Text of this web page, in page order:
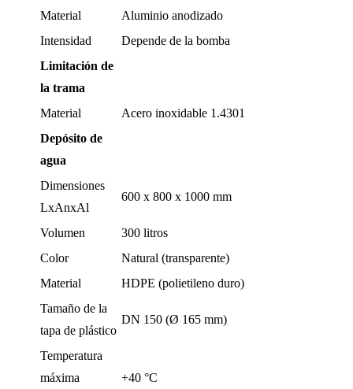
Material
Aluminio anodizado
Intensidad
Depende de la bomba
Limitación de
la trama
Material
Acero inoxidable 1.4301
Depósito de
agua
Dimensiones
LxAnxAl
600 x 800 x 1000 mm
Volumen
300 litros
Color
Natural (transparente)
Material
HDPE (polietileno duro)
Tamaño de la
tapa de plástico
DN 150 (Ø 165 mm)
Temperatura
máxima
+40 °C